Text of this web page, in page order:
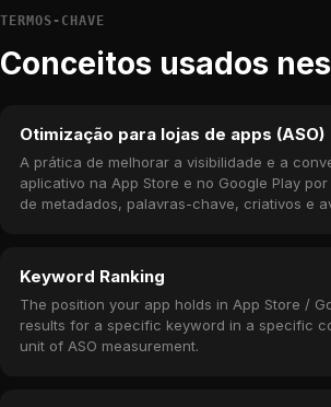
TERMOS-CHAVE
Conceitos usados
Otimização para lojas de apps (ASO)
A prática de melhorar a visibilidade e a
aplicativo na App Store e no Google Play
de metadados, palavras-chave, criativos e
Keyword Ranking
The position your app holds in App Store /
results for a specific keyword in a specific
unit of ASO measurement.